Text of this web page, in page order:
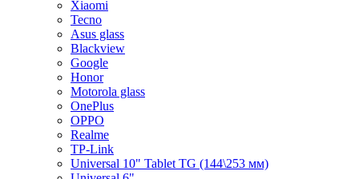
Xiaomi
Tecno
Asus glass
Blackview
Google
Honor
Motorola glass
OnePlus
OPPO
Realme
TP-Link
Universal 10" Tablet TG (144\253 мм)